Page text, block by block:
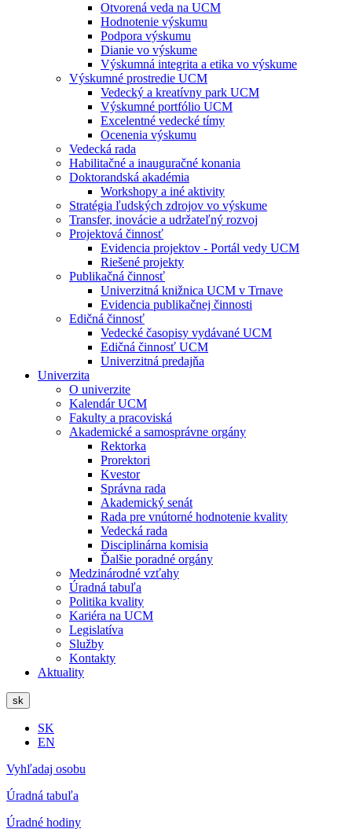
Otvorená veda na UCM
Hodnotenie výskumu
Podpora výskumu
Dianie vo výskume
Výskumná integrita a etika vo výskume
Výskumné prostredie UCM
Vedecký a kreatívny park UCM
Výskumné portfólio UCM
Excelentné vedecké tímy
Ocenenia výskumu
Vedecká rada
Habilitačné a inauguračné konania
Doktorandská akadémia
Workshopy a iné aktivity
Stratégia ľudských zdrojov vo výskume
Transfer, inovácie a udržateľný rozvoj
Projektová činnosť
Evidencia projektov - Portál vedy UCM
Riešené projekty
Publikačná činnosť
Univerzitná knižnica UCM v Trnave
Evidencia publikačnej činnosti
Edičná činnosť
Vedecké časopisy vydávané UCM
Edičná činnosť UCM
Univerzitná predajňa
Univerzita
O univerzite
Kalendár UCM
Fakulty a pracoviská
Akademické a samosprávne orgány
Rektorka
Prorektori
Kvestor
Správna rada
Akademický senát
Rada pre vnútorné hodnotenie kvality
Vedecká rada
Disciplinárna komisia
Ďalšie poradné orgány
Medzinárodné vzťahy
Úradná tabuľa
Politika kvality
Kariéra na UCM
Legislatíva
Služby
Kontakty
Aktuality
sk
SK
EN
Vyhľadaj osobu
Úradná tabuľa
Úradné hodiny